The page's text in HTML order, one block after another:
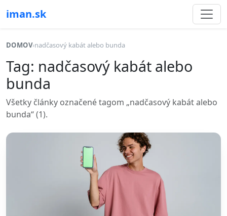
iman.sk
DOMOV›nadčasový kabát alebo bunda
Tag: nadčasový kabát alebo
bunda
Všetky články označené tagom „nadčasový kabát alebo
bunda“ (1).